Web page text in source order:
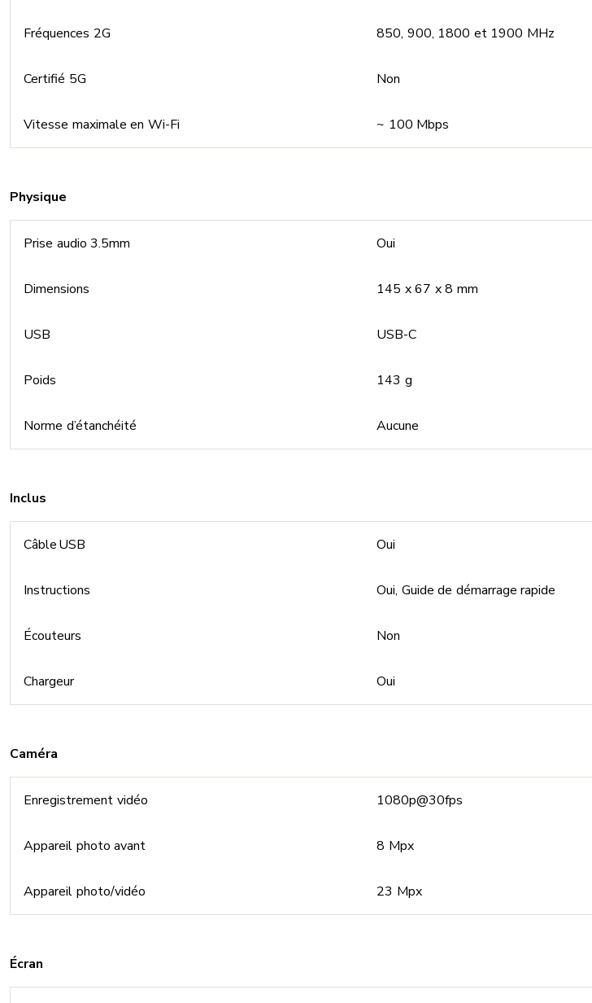
Fréquences 2G 850, 900, 1800 et 1900 MHz
Certifié 5G Non
Vitesse maximale en Wi-Fi ~ 100 Mbps
Physique
Prise audio 3.5mm Oui
Dimensions 145 x 67 x 8 mm
USB USB-C
Poids 143 g
Norme d’étanchéité Aucune
Inclus
Câble USB Oui
Instructions Oui, Guide de démarrage rapide
Écouteurs Non
Chargeur Oui
Caméra
Enregistrement vidéo 1080p@30fps
Appareil photo avant 8 Mpx
Appareil photo/vidéo 23 Mpx
Écran